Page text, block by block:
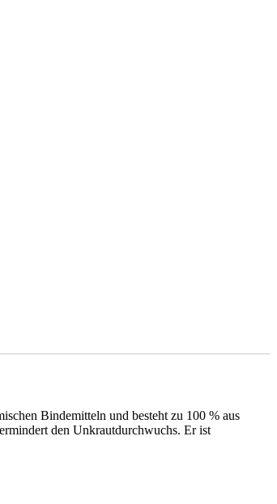
Bindemitteln und besteht zu 100 % aus
den Unkrautdurchwuchs. Er ist